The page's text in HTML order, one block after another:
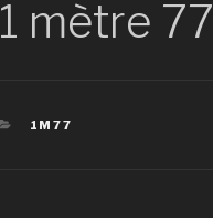
1 mètre 77
CATÉGORIES
1M77